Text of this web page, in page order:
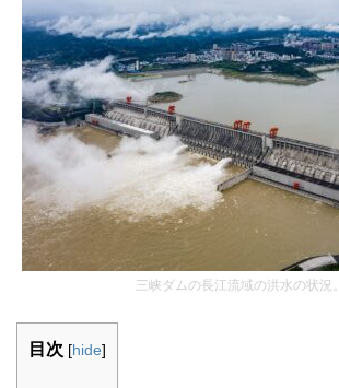
三峡ダムの長江流域の洪水の状況。
目次 [hide]